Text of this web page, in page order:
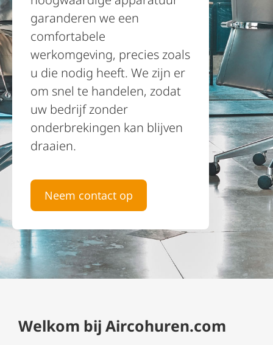
garanderen we een
comfortabele
werkomgeving, precies zoals
u die nodig heeft. We zijn er
om snel te handelen, zodat
uw bedrijf zonder
onderbrekingen kan blijven
draaien.
Neem contact op
Welkom bij Aircohuren.com